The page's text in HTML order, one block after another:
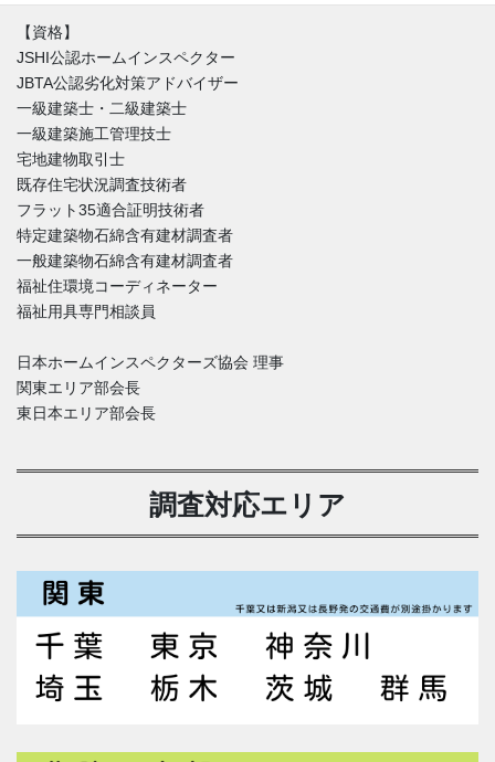
【資格】
JSHI公認ホームインスペクター
JBTA公認劣化対策アドバイザー
一級建築士・二級建築士
一級建築施工管理技士
宅地建物取引士
既存住宅状況調査技術者
フラット35適合証明技術者
特定建築物石綿含有建材調査者
一般建築物石綿含有建材調査者
福祉住環境コーディネーター
福祉用具専門相談員
日本ホームインスペクターズ協会 理事
関東エリア部会長
東日本エリア部会長
調査対応エリア